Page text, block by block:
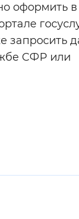
оформить в
запросить
СФР или